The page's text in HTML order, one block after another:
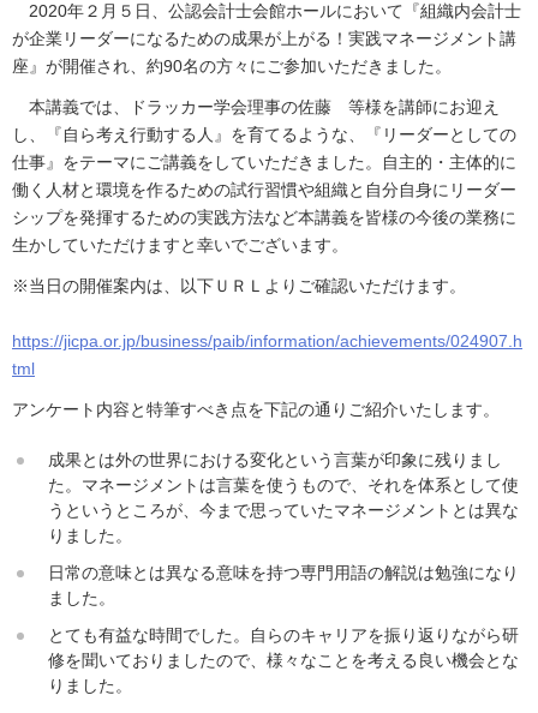
2020年２月５日、公認会計士会館ホールにおいて『組織内会計士
が企業リーダーになるための成果が上がる！実践マネージメント講
座』が開催され、約90名の方々にご参加いただきました。
本講義では、ドラッカー学会理事の佐藤 等様を講師にお迎え
し、『自ら考え行動する人』を育てるような、『リーダーとしての
仕事』をテーマにご講義をしていただきました。自主的・主体的に
働く人材と環境を作るための試行習慣や組織と自分自身にリーダー
シップを発揮するための実践方法など本講義を皆様の今後の業務に
生かしていただけますと幸いでございます。
※当日の開催案内は、以下ＵＲＬよりご確認いただけます。
https://jicpa.or.jp/business/paib/information/achievements/024907.h
tml
アンケート内容と特筆すべき点を下記の通りご紹介いたします。
成果とは外の世界における変化という言葉が印象に残りまし
た。マネージメントは言葉を使うもので、それを体系として使
うというところが、今まで思っていたマネージメントとは異な
りました。
日常の意味とは異なる意味を持つ専門用語の解説は勉強になり
ました。
とても有益な時間でした。自らのキャリアを振り返りながら研
修を聞いておりましたので、様々なことを考える良い機会とな
りました。